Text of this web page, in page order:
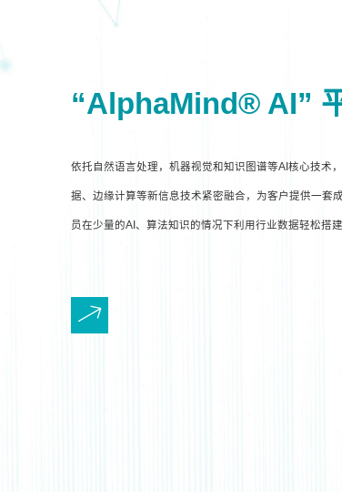
“AlphaMind® AI”
依托自然语言处理，机器视觉和知识图谱等AI核心技术
据、边缘计算等新信息技术紧密融合，为客户提供一套
员在少量的AI、算法知识的情况下利用行业数据轻松搭